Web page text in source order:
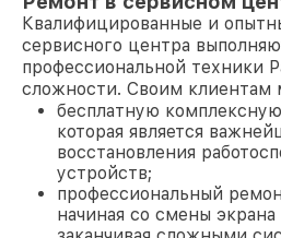
Квалифицированные и
сервисного центра
профессиональной техники
сложности. Своим клиентам
бесплатную
которая является
восстановления
устройств;
профессиональный
начиная со смены